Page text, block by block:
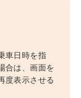
車日時を指
合は、画面を
度表示させる